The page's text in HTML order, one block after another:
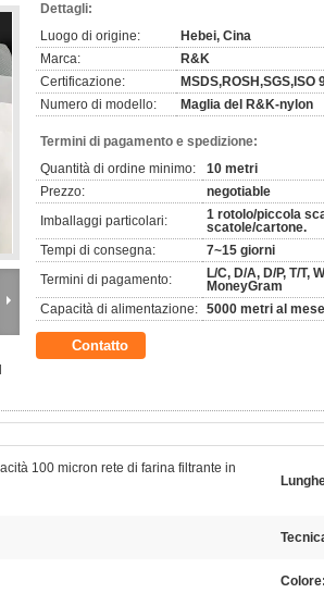
Dettagli:
Luogo di origine:
Hebei, Cina
Marca:
R&K
Certificazione:
MSDS,ROSH,SGS,ISO
Numero di modello:
Maglia del R&K-nylon
Termini di pagamento e spedizione:
Quantità di ordine minimo:
10 metri
Prezzo:
negotiable
Imballaggi particolari:
1 rotolo/piccola
scatole/cartone.
Tempi di consegna:
7~15 giorni
Termini di pagamento:
L/C, D/A, D/P, T/T,
MoneyGram
Capacità di alimentazione: 5000 metri al mese
Contatto
100 micron rete di farina filtrante in
Colore: